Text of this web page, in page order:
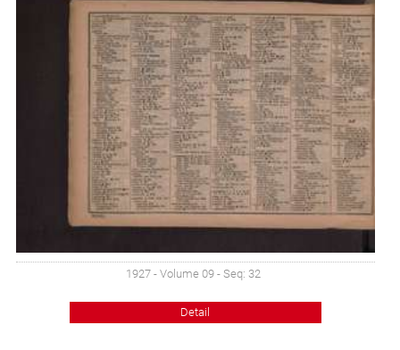
1927 - Volume 09 - Seq: 32
Detail